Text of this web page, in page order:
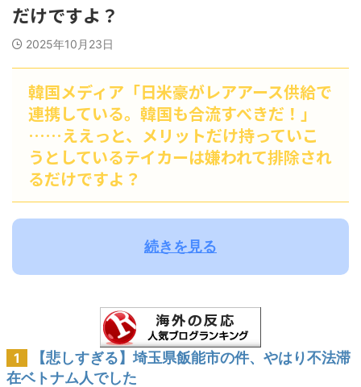
だけですよ？
2025年10月23日
韓国メディア「日米豪がレアアース供給で
連携している。韓国も合流すべきだ！」
……ええっと、メリットだけ持っていこ
うとしているテイカーは嫌われて排除され
るだけですよ？
続きを見る
1
【悲しすぎる】埼玉県飯能市の件、やはり不法滞
在ベトナム人でした